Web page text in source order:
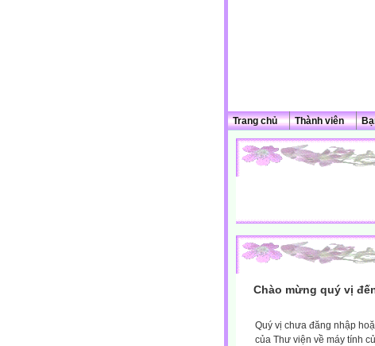
Trang chủ Thành viên
Chào mừng quý vị
Quý vị chưa đăng nhập
của Thư viện về máy tính